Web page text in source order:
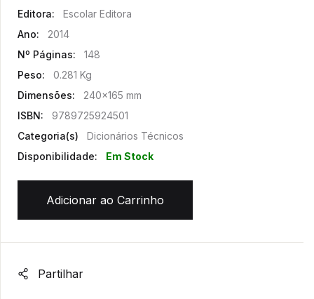
Editora:
Escolar Editora
Ano:
2014
Nº Páginas:
148
Peso:
0.281 Kg
Dimensões:
240x165 mm
ISBN:
9789725924501
Categoria(s)
Dicionários Técnicos
Disponibilidade:
Em Stock
Adicionar ao Carrinho
Partilhar